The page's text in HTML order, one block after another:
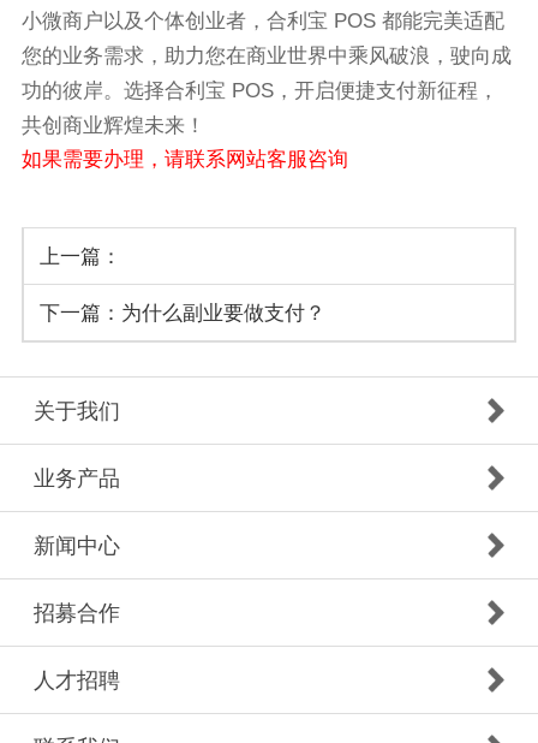
小微商户以及个体创业者，合利宝 POS 都能完美适配
您的业务需求，助力您在商业世界中乘风破浪，驶向成
功的彼岸。选择合利宝 POS，开启便捷支付新征程，
共创商业辉煌未来！
如果需要办理，请联系网站客服咨询
上一篇：
下一篇：为什么副业要做支付？
关于我们
业务产品
新闻中心
招募合作
人才招聘